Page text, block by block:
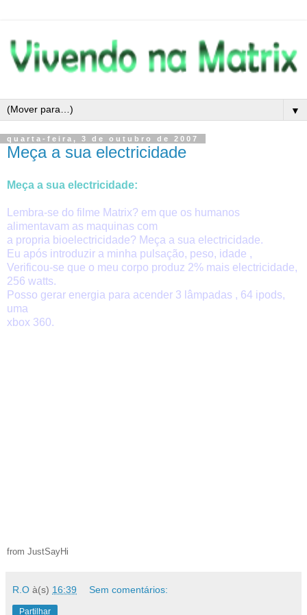
▼
quarta-feira, 3 de outubro de 2007
Meça a sua electricidade
Meça a sua electricidade:
Lembra-se do filme Matrix? em que os humanos
alimentavam as maquinas com
a propria bioelectricidade? Meça a sua electricidade.
Eu após introduzir a minha pulsação, peso, idade ,
Verificou-se que o meu corpo produz 2% mais electricidade,
256 watts.
Posso gerar energia para acender 3 lâmpadas , 64 ipods,
uma
xbox 360.
from JustSayHi
R.O à(s) 16:39 Sem comentários:
Partilhar